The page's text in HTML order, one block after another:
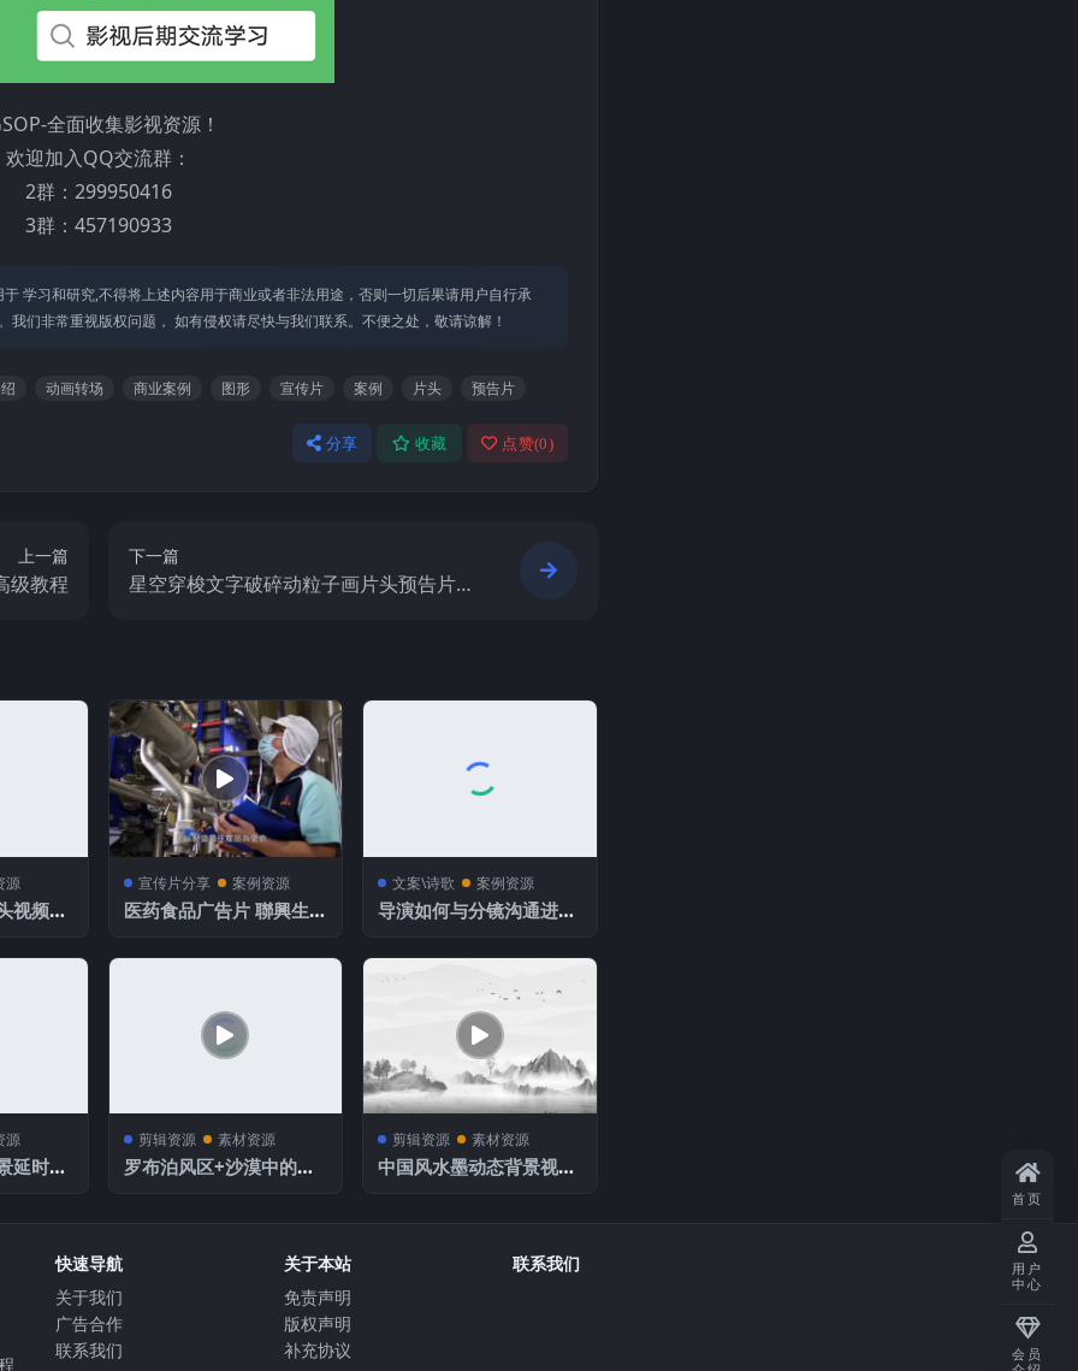
全面收集影视资源！
欢迎加入QQ交流群：
2群：299950416
3群：457190933
学习和研究,不得将上述内容⽤于商业或者⾮法⽤途，否则⼀切后果请⽤户⾃⾏承
们⾮常重视版权问题， 如有侵权请尽快与我们联系。不便之处，敬请谅解！
动画转场 商业案例 图形 宣传片 案例 片头 预告片
分享 收藏 点赞(0)
上一篇
级教程
下一篇
星空穿梭文字破碎动粒子画片头预告片介
源
视频素
宣传片分享 案例资源
医药食品广告片 聯興生技
片.1080p_converted
文案\诗歌 案例资源
导演如何与分镜沟通进行
源
延时摄
剪辑资源 素材资源
罗布泊风区+沙漠中的风
剪辑资源 素材资源
中国风水墨动态背景视频
快速导航
关于我们
⼴告合作
联系我们
关于本站
免责声明
版权声明
补充协议
联系我们
首页
用户
中心
会员